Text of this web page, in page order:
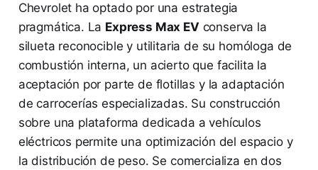
Chevrolet ha optado por una estrategia
pragmática. La Express Max EV conserva la
silueta reconocible y utilitaria de su homóloga de
combustión interna, un acierto que facilita la
aceptación por parte de flotillas y la adaptación
de carrocerías especializadas. Su construcción
sobre una plataforma dedicada a vehículos
eléctricos permite una optimización del espacio y
la distribución de peso. Se comercializa en dos